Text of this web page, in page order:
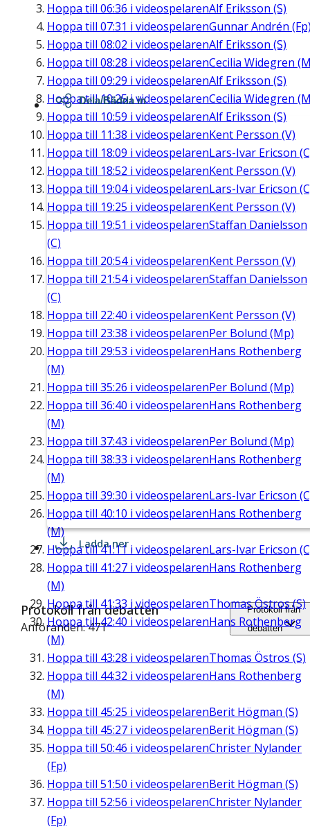
Hoppa till 06:36 i videospelarenAlf Eriksson (S)
Hoppa till 07:31 i videospelarenGunnar Andrén
Hoppa till 08:02 i videospelarenAlf Eriksson (S)
Hoppa till 08:28 i videospelarenCecilia Widegren
Hoppa till 09:29 i videospelarenAlf Eriksson (S)
Hoppa till10:25i videospelarenCecilia Widegren
Hoppa till 10:59 i videospelarenAlf Eriksson (S)
Hoppa till 11:38 i videospelarenKent Persson (V)
Hoppa till 18:09 i videospelarenLars-Ivar Ericson
Hoppa till 18:52 i videospelarenKent Persson (V)
Hoppa till 19:04i videospelarenLars-Ivar Ericson
Hoppa till 19:25 i videospelarenKent Persson (V)
Hoppa till 19:51 i videospelarenStaffan Danielsson
(C)
Hoppa till 20:54i videospelarenKent Persson (V)
Hoppa till 21:54i videospelarenStaffan Danielsson
(C)
Hoppa till 22:40 i videospelarenKent Persson (V)
Hoppa till 23:38 i videospelarenPer Bolund (Mp)
Hoppa till 29:53 i videospelarenHans Rothenberg
(M)
Hoppa till 35:26 i videospelarenPer Bolund (Mp)
Hoppa till 36:40 i videospelarenHans Rothenberg
(M)
Hoppa till 37:43 i videospelarenPer Bolund (Mp)
Hoppa till 38:33 i videospelarenHans Rothenberg
(M)
Hoppa till 39:30 i videospelarenLars-Ivar Ericson
Hoppa till 40:10 i videospelarenHans Rothenberg
(M)
Hoppa till41:11 i videospelarenLars-Ivar Ericson
Hoppa till 41:27 i videospelarenHans Rothenberg
(M)
Hoppa till 41:33 i videospelarenThomas Östros (S)
Hoppa till42:40 i videospelarenHans Rothenberg
(M)
Hoppa till 43:28 i videospelarenThomas Östros (S)
Hoppa till 44:32 i videospelarenHans Rothenberg
(M)
Hoppa till 45:25 i videospelarenBerit Högman (S)
Hoppa till 45:27 i videospelarenBerit Högman (S)
Hoppa till 50:46 i videospelarenChrister Nylander
(Fp)
Hoppa till 51:50 i videospelarenBerit Högman (S)
Hoppa till 52:56 i videospelarenChrister Nylander
(Fp)
Dela/Bädda in
Ladda ner
Protokoll från debatten
Anföranden: 471
Protokoll från
debatten